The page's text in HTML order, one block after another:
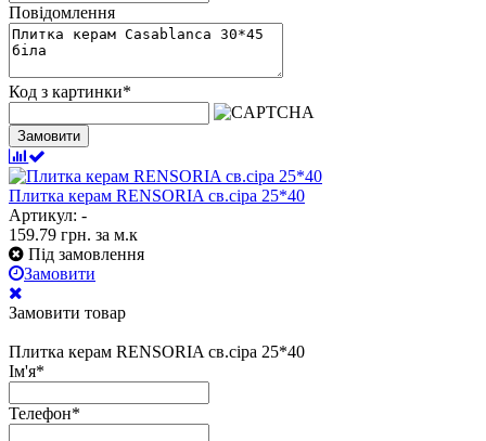
Повідомлення
Код з картинки*
Замовити
Плитка керам RENSORIA св.сіра 25*40
Артикул: -
159.79 грн. за м.к
Під замовлення
Замовити
Замовити товар
Плитка керам RENSORIA св.сіра 25*40
Ім'я*
Телефон*